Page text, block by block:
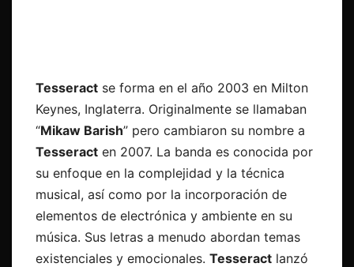
Tesseract se forma en el año 2003 en Milton
Keynes, Inglaterra. Originalmente se llamaban
“Mikaw Barish” pero cambiaron su nombre a
Tesseract en 2007. La banda es conocida por
su enfoque en la complejidad y la técnica
musical, así como por la incorporación de
elementos de electrónica y ambiente en su
música. Sus letras a menudo abordan temas
existenciales y emocionales. Tesseract lanzó